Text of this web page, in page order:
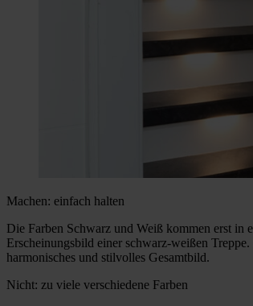
Machen: einfach halten
Die Farben Schwarz und Weiß kommen erst in
Erscheinungsbild einer schwarz-weißen
harmonisches und stilvolles Gesamtbild.
Nicht: zu viele verschiedene Farben